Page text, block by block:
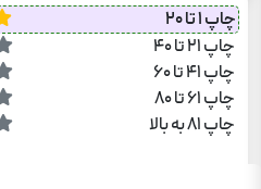
چاپ 1 تا 20
چاپ 21 تا 40
چاپ 41 تا 60
چاپ 61 تا 80
چاپ 81 به بالا